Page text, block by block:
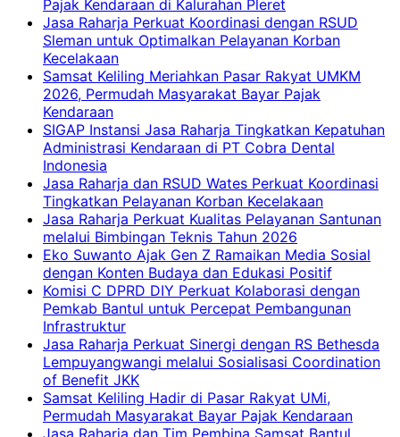
Pajak Kendaraan di Kalurahan Pleret
Jasa Raharja Perkuat Koordinasi dengan RSUD
Sleman untuk Optimalkan Pelayanan Korban
Kecelakaan
Samsat Keliling Meriahkan Pasar Rakyat UMKM
2026, Permudah Masyarakat Bayar Pajak
Kendaraan
SIGAP Instansi Jasa Raharja Tingkatkan Kepatuhan
Administrasi Kendaraan di PT Cobra Dental
Indonesia
Jasa Raharja dan RSUD Wates Perkuat Koordinasi
Tingkatkan Pelayanan Korban Kecelakaan
Jasa Raharja Perkuat Kualitas Pelayanan Santunan
melalui Bimbingan Teknis Tahun 2026
Eko Suwanto Ajak Gen Z Ramaikan Media Sosial
dengan Konten Budaya dan Edukasi Positif
Komisi C DPRD DIY Perkuat Kolaborasi dengan
Pemkab Bantul untuk Percepat Pembangunan
Infrastruktur
Jasa Raharja Perkuat Sinergi dengan RS Bethesda
Lempuyangwangi melalui Sosialisasi Coordination
of Benefit JKK
Samsat Keliling Hadir di Pasar Rakyat UMi,
Permudah Masyarakat Bayar Pajak Kendaraan
Jasa Raharja dan Tim Pembina Samsat Bantul